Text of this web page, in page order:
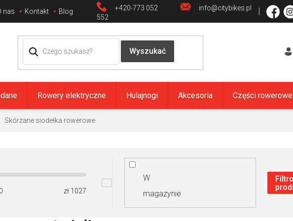
+420-773 052
552
info@citybikes.pl
nas Kontakt Blog
Rowery elektryczne Hulajnogi Akcesoria Części rowerowe
Skórzane siodełka rowerowe
zł 1027
W
magazynie